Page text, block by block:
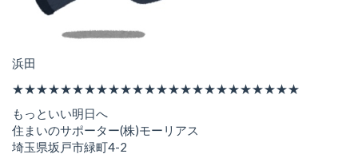
浜田
★★★★★★★★★★★★★★★★★★★★★★★★
もっといい明日へ
住まいのサポーター(株)モーリアス
埼玉県坂戸市緑町4-2